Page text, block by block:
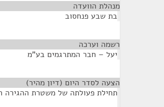
מנהלת הוועדה
בת שבע פנחסוב
רשמה וערכה
יעל – חבר המתרגמים בע"מ
הצעה לסדר היום (דיון מהיר)
תחילת פעולתה של משטרת